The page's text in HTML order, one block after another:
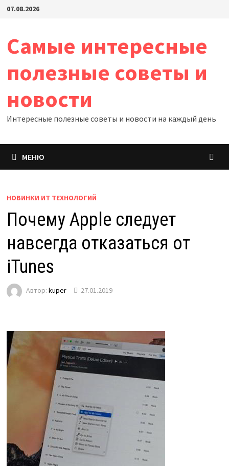
Перейти
07.08.2026
Самые интересные
полезные советы и
новости
Интересные полезные советы и новости на каждый день
МЕНЮ
НОВИНКИ ИТ ТЕХНОЛОГИЙ
Почему Apple следует
навсегда отказаться от
iTunes
Автор: kuper 27.01.2019